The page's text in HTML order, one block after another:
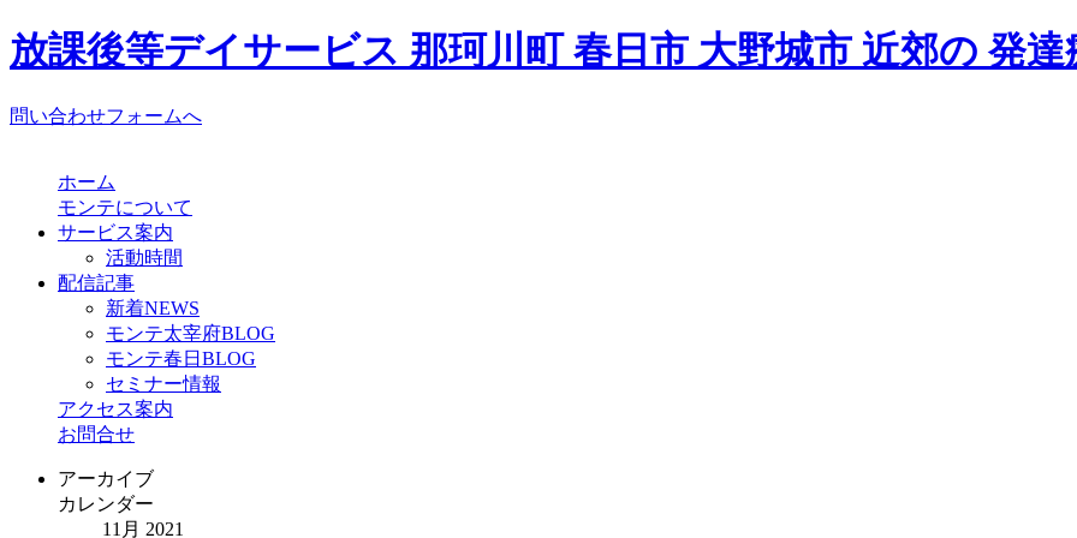
放課後等デイサービス 那珂川町 春日市 大野城市 近郊の 発
問い合わせフォームへ
ホーム
モンテについて
サービス案内
活動時間
配信記事
新着NEWS
モンテ太宰府BLOG
モンテ春日BLOG
セミナー情報
アクセス案内
お問合せ
アーカイブ
カレンダー
11月 2021